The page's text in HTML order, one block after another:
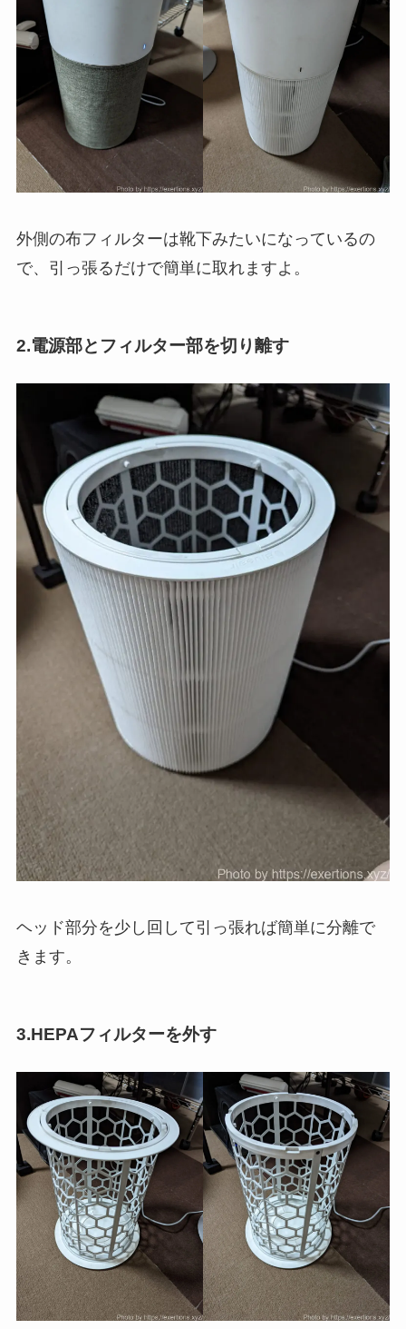
外側の布フィルターは靴下みたいになっているの
で、引っ張るだけで簡単に取れますよ。
2.電源部とフィルター部を切り離す
ヘッド部分を少し回して引っ張れば簡単に分離で
きます。
3.HEPAフィルターを外す